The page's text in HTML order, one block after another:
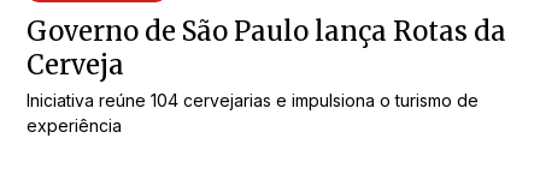
Governo de São Paulo lança Rotas da
Cerveja
Iniciativa reúne 104 cervejarias e impulsiona o turismo de
experiência